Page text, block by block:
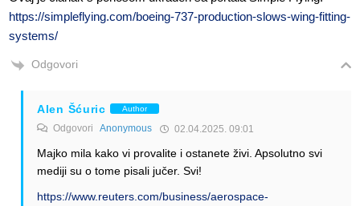
https://simpleflying.com/boeing-737-production-slows-wing-fitting-
systems/
Odgovori
Alen Šćuric Author
Odgovori Anonymous 02.04.2025. 09:01
Majko mila kako vi provalite i ostanete živi. Apsolutno svi
mediji su o tome pisali jučer. Svi!
https://www.reuters.com/business/aerospace-